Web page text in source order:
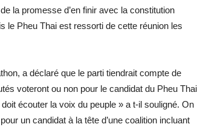
la promesse d’en finir avec la constitution
le Pheu Thai est ressorti de cette réunion les
a déclaré que le parti tiendrait compte de
voteront ou non pour le candidat du Pheu Thai
écouter la voix du peuple » a t-il souligné. On
un candidat à la tête d’une coalition incluant